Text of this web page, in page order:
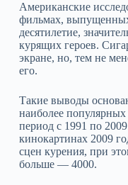
Американские
фильмах, выпущенных
десятилетие,
курящих героев.
экране, но, тем не
его.
Такие выводы
наиболее
период с 1991 по
кинокартинах 2009
сцен курения, при
больше — 4000.